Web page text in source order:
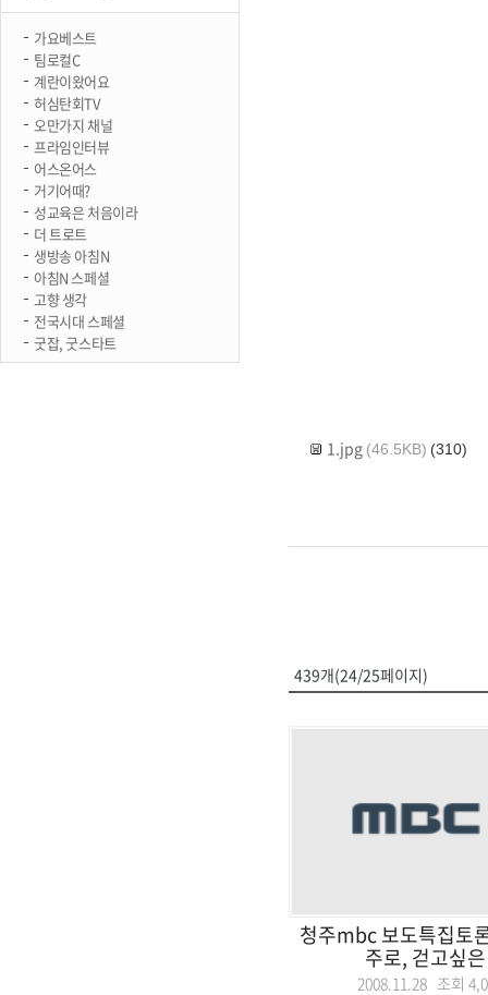
가요베스트
팀로컬C
계란이왔어요
허심탄회TV
오만가지 채널
프라임인터뷰
어스온어스
거기어때?
성교육은 처음이라
더 트로트
생방송 아침N
아침N 스페셜
고향 생각
전국시대 스페셜
굿잡, 굿스타트
1.jpg (46.5KB) (310)
439개(24/25페이지)
청주mbc 보도특집토
주로, 걷고싶
2008.11.28 조회